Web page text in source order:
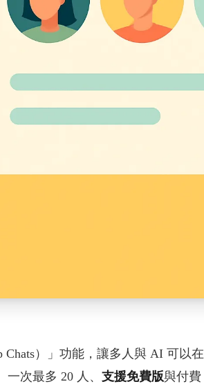
）」功能，讓多人與 AI 可以在
次最多 20 人、 支援免費版與付費